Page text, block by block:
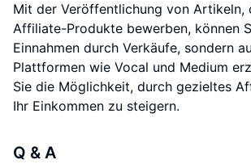
Mit der Veröffentlichung von Artikeln,
Affiliate-Produkte bewerben, können
Einnahmen durch Verkäufe, sondern
Plattformen wie Vocal und Medium
Sie die Möglichkeit, durch gezieltes
Ihr Einkommen zu steigern.
Q & A